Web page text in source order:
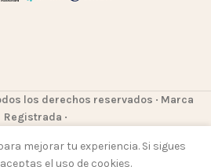
los derechos reservados · Marca
Registrada ·
mejorar tu experiencia. Si sigues
el uso de cookies.